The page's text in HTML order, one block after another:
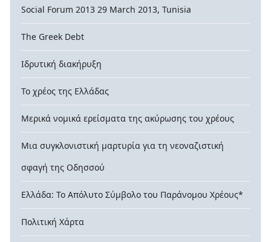
Social Forum 2013 29 March 2013, Tunisia
The Greek Debt
Ιδρυτική διακήρυξη
Το χρέος της Ελλάδας
Μερικά νομικά ερείσματα της ακύρωσης του χρέους
Μια συγκλονιστική μαρτυρία για τη νεοναζιστική
σφαγή της Οδησσού
Ελλάδα: Το Απόλυτο Σύμβολο του Παράνομου Χρέους*
Πολιτική Χάρτα